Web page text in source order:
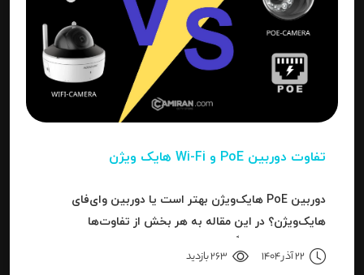
تفاوت دوربین PoE و Wi-Fi هایک‌ ویژن
دوربین PoE هایک‌ویژن بهتر است یا دوربین وای‌فای
هایک‌ویژن؟ در این مقاله به هر بخش از تفاوت‌ها
بهترین انتخاب است.
22 آذر 1404 263 بازدید